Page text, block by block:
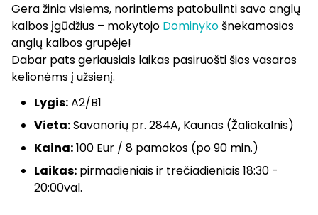
Gera žinia visiems, norintiems patobulinti savo anglų
kalbos įgūdžius – mokytojo Dominykošnekamosios
anglų kalbos grupėje!
Dabar pats geriausiais laikas pasiruošti šios vasaros
kelionėms į užsienį.
Lygis:A2/B1
Vieta:Savanorių pr. 284A, Kaunas (Žaliakalnis)
Kaina:100 Eur / 8 pamokos (po 90 min.)
Laikas: pirmadieniais ir trečiadieniais 18:30 -
20:00val.